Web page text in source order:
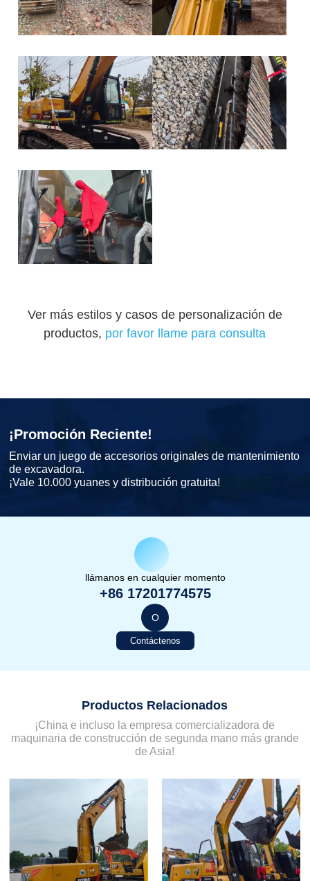
Ver más estilos y casos de personalización de
productos, por favor llame para consulta
¡Promoción Reciente!
Enviar un juego de accesorios originales de mantenimiento
de excavadora.
¡Vale 10.000 yuanes y distribución gratuita!
llámanos en cualquier momento
+86 17201774575
O
Contáctenos
Productos Relacionados
¡China e incluso la empresa comercializadora de
maquinaria de construcción de segunda mano más grande
de Asia!